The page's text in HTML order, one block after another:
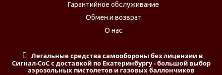
Гарантийное обслуживание
Обмен и возврат
О нас
Легальные средства самообороны без лицензии в
Сигнал-СоС с доставкой по Екатеринбургу - большой выбор
аэрозольных пистолетов и газовых баллончиков